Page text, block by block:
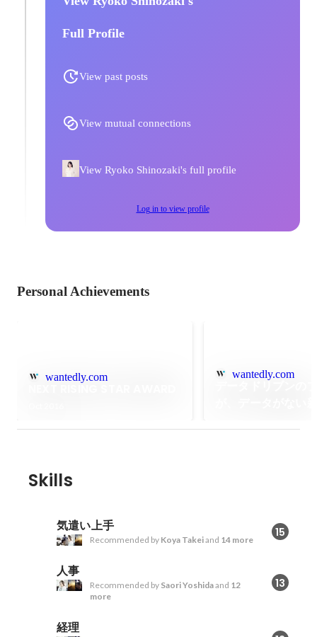
Full Profile
View past posts
View mutual connections
View Ryoko Shinozaki's full profile
Log in to view profile
Personal Achievements
wantedly.com wantedly.com
Skills
気遣い上手 15
Recommended by Koya Takeiand 14 more
人事
13
Recommended by Saori Yoshidaand 12
more
経理